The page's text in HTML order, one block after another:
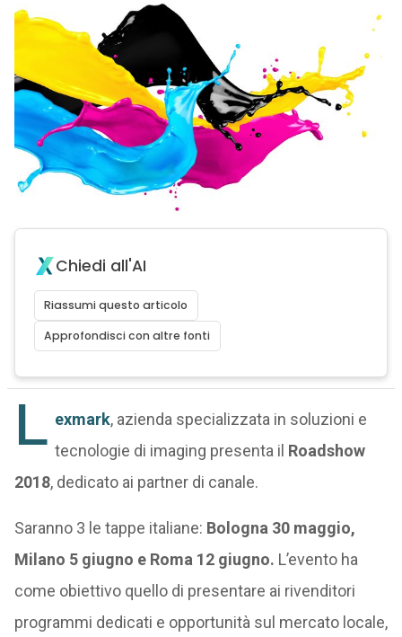
Chiedi all'AI
Riassumi questo articolo
Approfondisci con altre fonti
L exmark, azienda specializzata in soluzioni e
tecnologie di imaging presenta il Roadshow
2018, dedicato ai partner di canale.
Saranno 3 le tappe italiane: Bologna 30 maggio,
Milano 5 giugno e Roma 12 giugno. L’evento ha
come obiettivo quello di presentare ai rivenditori
programmi dedicati e opportunità sul mercato locale,